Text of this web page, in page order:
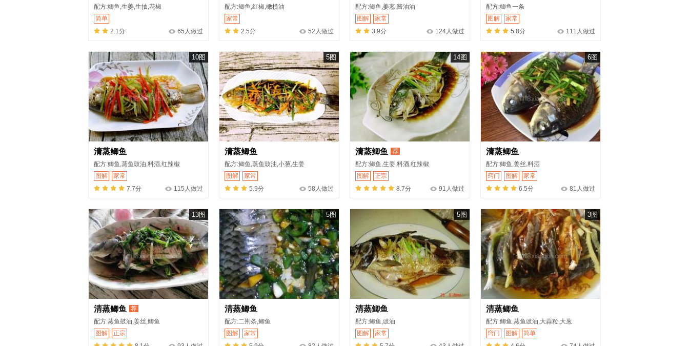
配方:鲫鱼,生姜,生抽,花椒
简单
2.1分
65人做过
配方:鲫鱼,红椒,橄榄油
家常
2.5分
52人做过
配方:鲫鱼,姜葱,酱油油
图解
家常
3.9分
124人做过
配方:鲫鱼一条
图解
家常
5.8分
111人做过
10图
清蒸鲫鱼
配方:鲫鱼,蒸鱼豉油,料酒,红辣椒
图解
家常
7.7分
115人做过
5图
清蒸鲫鱼
配方:鲫鱼,蒸鱼豉油,小葱,生姜
图解
家常
5.9分
58人做过
14图
清蒸鲫鱼
荐
配方:鲫鱼,生姜,料酒,红辣椒
图解
正宗
8.7分
91人做过
6图
清蒸鲫鱼
配方:鲫鱼,姜丝,料酒
窍门
图解
家常
6.5分
81人做过
13图
清蒸鲫鱼
荐
配方:蒸鱼鼓油,姜丝,鲫鱼
图解
正宗
5图
清蒸鲫鱼
配方:二荆条,鲫鱼
图解
家常
5图
清蒸鲫鱼
配方:鲫鱼,豉油
图解
家常
3图
清蒸鲫鱼
配方:鲫鱼,蒸鱼豉油,大蒜粒,大葱
窍门
图解
简单